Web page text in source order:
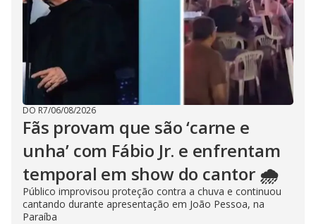
DO R7/06/08/2026
Fãs provam que são ‘carne e
unha’ com Fábio Jr. e enfrentam
temporal em show do cantor 🌧️
Público improvisou proteção contra a chuva e continuou
cantando durante apresentação em João Pessoa, na
Paraíba